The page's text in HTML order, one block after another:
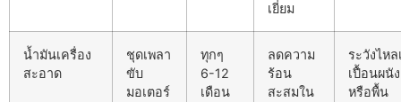
เยี่ยม
น้ำมันเครื่อง
สะอาด
ชุดเพลา
ขับ
มอเตอร์
ทุกๆ
6-12
เดือน
ลดความ
ร้อน
สะสมใน
ระวังไหล
เปื้อนผนัง
หรือพื้น